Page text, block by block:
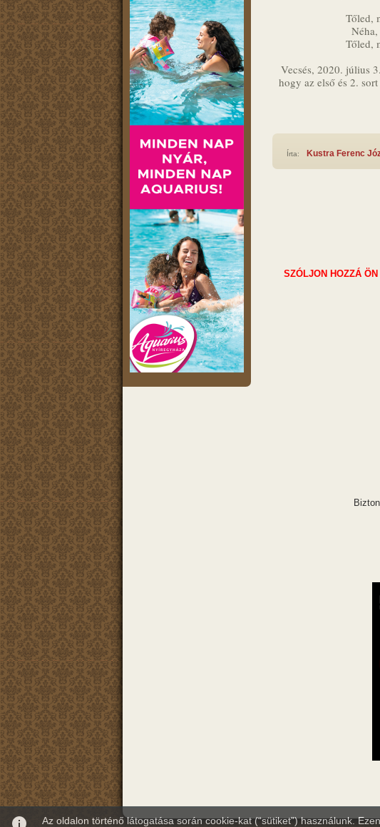
Tőled,
Tőled,
Vecsés, 2020. július
hogy az első és 2.
Írta: Kustra Ferenc
SZÓLJON HOZZÁ ÖN
info
Az oldalon történő látogatása során cookie-kat (“sütiket”) használunk.